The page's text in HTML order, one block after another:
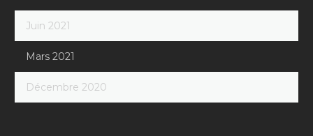
Juin 2021
Mars 2021
Décembre 2020